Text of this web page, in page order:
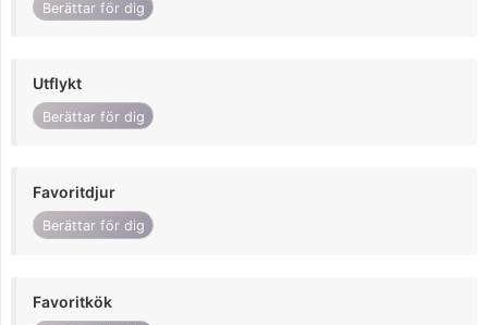
Berättar för dig
Utflykt
Berättar för dig
Favoritdjur
Berättar för dig
Favoritkök